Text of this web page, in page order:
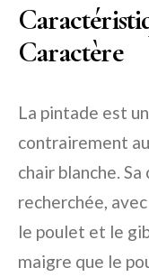
Caractère
La pintade est
contrairement
chair blanche.
recherchée,
le poulet et le
maigre que le